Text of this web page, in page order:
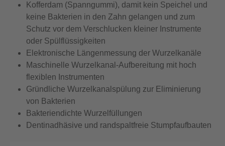
Kofferdam (Spanngummi), damit kein Speichel und
keine Bakterien in den Zahn gelangen und zum
Schutz vor dem Verschlucken kleiner Instrumente
oder Spülflüssigkeiten
Elektronische Längenmessung der Wurzelkanäle
Maschinelle Wurzelkanal-Aufbereitung mit hoch
flexiblen Instrumenten
Gründliche Wurzelkanalspülung zur Eliminierung
von Bakterien
Bakteriendichte Wurzelfüllungen
Dentinadhäsive und randspaltfreie Stumpfaufbauten